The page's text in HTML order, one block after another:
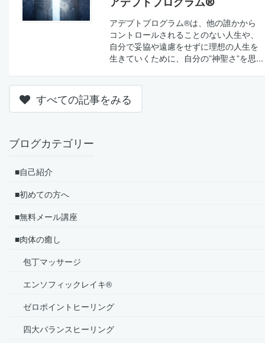
アデプトプログラム®は、他の誰かから
コントロールされることのない人生や、
自分で妥協や遠慮をせずに理想の人生を
生きていくために、自分の”神聖さ”を思...
すべての記事をみる
ブログカテゴリー
■自己紹介
■初めての方へ
■無料メール講座
■肉体の癒し
包丁マッサージ
エンソフィックレイキ®
ゼロポイントヒーリング
四大バランスヒーリング